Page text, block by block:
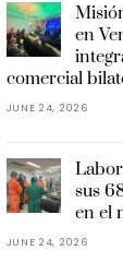
en
comercial
JUNE 24, 2026
sus
en el
JUNE 24, 2026